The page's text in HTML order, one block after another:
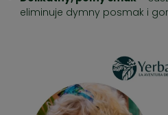
eliminuje dymny posmak i